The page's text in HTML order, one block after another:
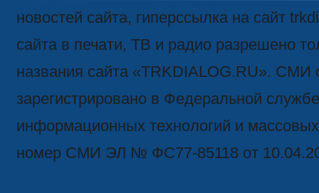
новостей сайта, гиперссылка на сайт
сайта в печати, ТВ и радио разрешено
названия сайта «TRKDIALOG.RU». СМИ
зарегистрировано в Федеральной
информационных технологий и
номер СМИ ЭЛ № ФС77-85118 от